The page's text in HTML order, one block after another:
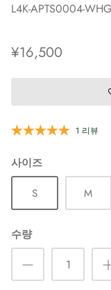
L4K-APTS0004-
¥16,500
1 리뷰
사이즈
S
M
수량